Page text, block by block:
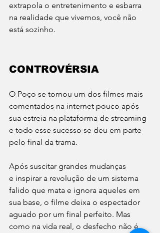
extrapola o entretenimento e esbarra
na realidade que vivemos, você não
está sozinho.
CONTROVÉRSIA
O Poço se tornou um dos filmes mais
comentados na internet pouco após
sua estreia na plataforma de streaming
e todo esse sucesso se deu em parte
pelo final da trama.
Após suscitar grandes mudanças
e inspirar a revolução de um sistema
falido que mata e ignora aqueles em
sua base, o filme deixa o espectador
aguado por um final perfeito. Mas
como na vida real, o desfecho não é